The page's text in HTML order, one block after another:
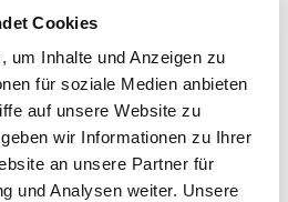
Cookies
um Inhalte und Anzeigen zu
für soziale Medien anbieten
auf unsere Website zu
wir Informationen zu Ihrer
an unsere Partner für
und Analysen weiter. Unsere